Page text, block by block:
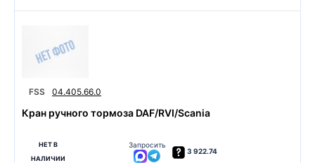
FSS 04.405.66.0
Кран ручного тормоза DAF/RVI/Scania
НЕТ В
НАЛИЧИИ
Запросить
3 922.74